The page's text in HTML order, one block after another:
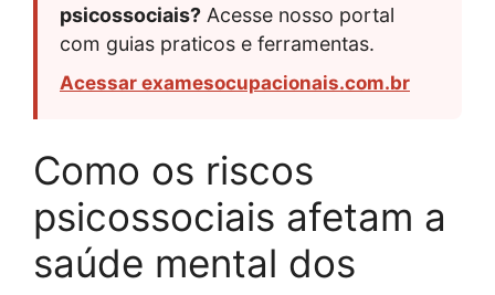
psicossociais? Acesse nosso portal
com guias praticos e ferramentas.
Acessar examesocupacionais.com.br
Como os riscos
psicossociais afetam a
saúde mental dos